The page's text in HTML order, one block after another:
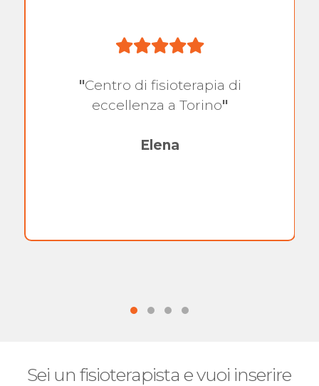
"Centro di fisioterapia di
eccellenza a Torino"
Elena
Sei un fisioterapista e vuoi inserire